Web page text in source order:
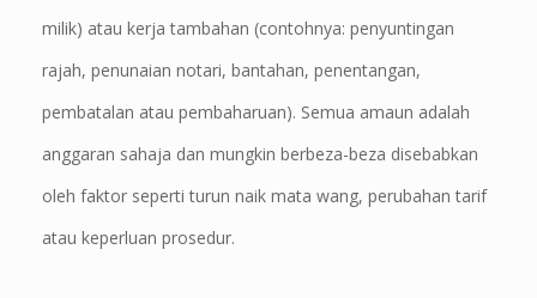
milik) atau kerja tambahan (contohnya: penyuntingan
rajah, penunaian notari, bantahan, penentangan,
pembatalan atau pembaharuan). Semua amaun adalah
anggaran sahaja dan mungkin berbeza-beza disebabkan
oleh faktor seperti turun naik mata wang, perubahan tarif
atau keperluan prosedur.